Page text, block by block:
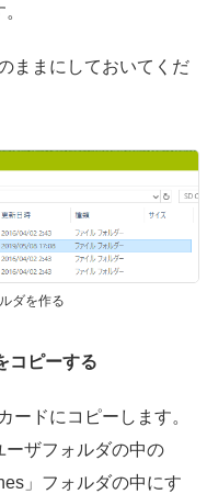
ままにしておいてくだ
ダを作る
コピーする
ードにコピーします。
ーザフォルダの中の
」フォルダの中にす